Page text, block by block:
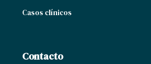
Casos clínicos
Contacto